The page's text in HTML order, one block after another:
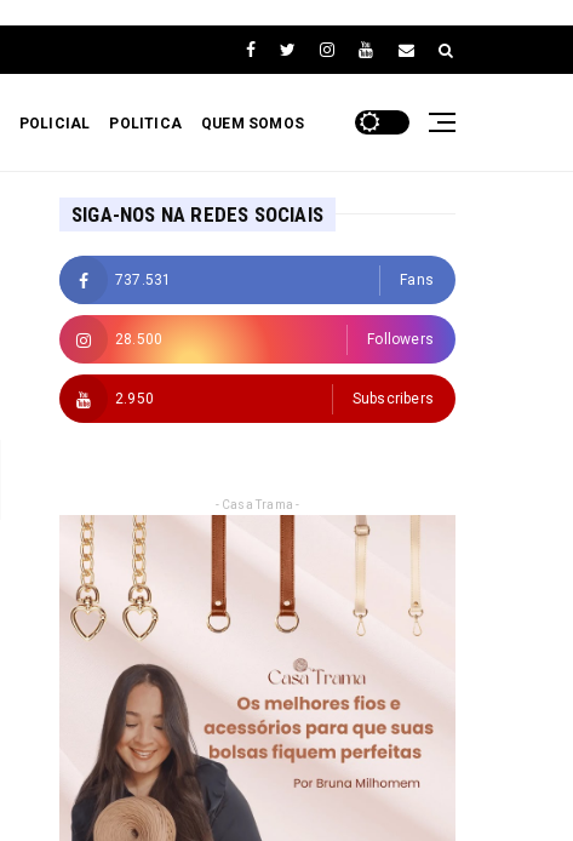
POLICIAL POLITICA QUEM SOMOS
SIGA-NOS NA REDES SOCIAIS
737.531 Fans
28.500 Followers
2.950 Subscribers
- Casa Trama -